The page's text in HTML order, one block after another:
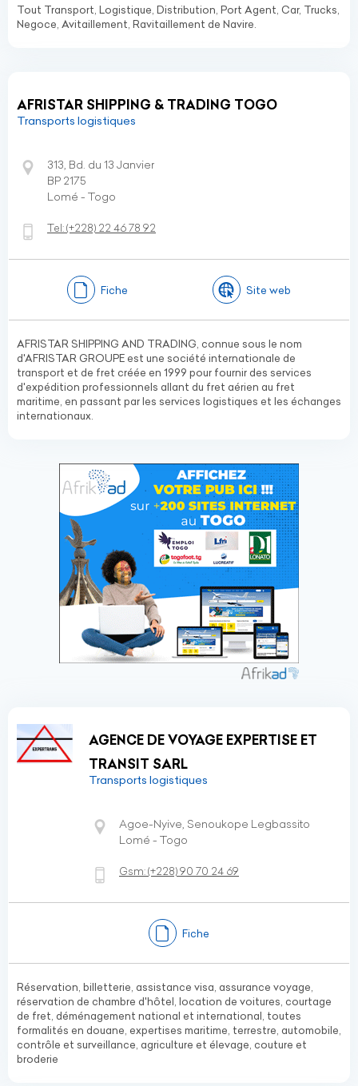
Tout Transport, Logistique, Distribution, Port Agent, Car, Trucks,
Negoce, Avitaillement, Ravitaillement de Navire.
AFRISTAR SHIPPING & TRADING TOGO
Transports logistiques
313, Bd. du 13 Janvier
BP 2175
Lomé - Togo
Tel:(+228) 22 46 78 92
Fiche Site web
AFRISTAR SHIPPING AND TRADING, connue sous le nom
d'AFRISTAR GROUPE est une société internationale de
transport et de fret créée en 1999 pour fournir des services
d'expédition professionnels allant du fret aérien au fret
maritime, en passant par les services logistiques et les échanges
internationaux.
AGENCE DE VOYAGE EXPERTISE ET
TRANSIT SARL
Transports logistiques
Agoe-Nyive, Senoukope Legbassito
Lomé - Togo
Gsm:(+228)90 70 24 69
Fiche
Réservation, billetterie, assistance visa, assurance voyage,
réservation de chambre d'hôtel, location de voitures, courtage
de fret, déménagement national et international, toutes
formalités en douane, expertises maritime, terrestre, automobile,
contrôle et surveillance, agriculture et élevage, couture et
broderie